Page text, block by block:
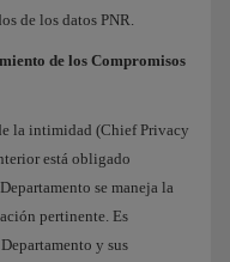
de los datos PNR.
de los Compromisos
la intimidad (Chief Privacy
está obligado
se maneja la
pertinente. Es
y sus